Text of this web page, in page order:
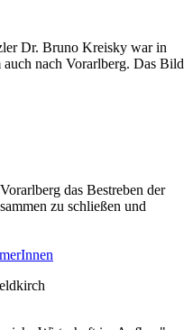
Dr. Bruno Kreisky war in
nach Vorarlberg. Das Bild
das Bestreben der
zu schließen und